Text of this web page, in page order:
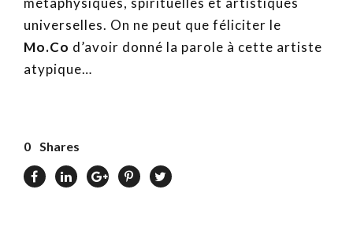
universelles. On ne peut que féliciter le
Mo.Co d’avoir donné la parole à cette artiste
atypique…
0 Shares